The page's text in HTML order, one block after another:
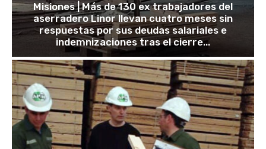
Misiones | Más de 130 ex trabajadores del
aserradero Linor llevan cuatro meses sin
respuestas por sus deudas salariales e
indemnizaciones tras el cierre...